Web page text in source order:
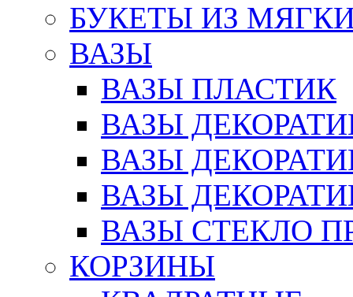
БУКЕТЫ ИЗ
ВАЗЫ
ВАЗЫ ПЛАСТИК
ВАЗЫ
ВАЗЫ
ВАЗЫ
ВАЗЫ СТЕКЛО
КОРЗИНЫ